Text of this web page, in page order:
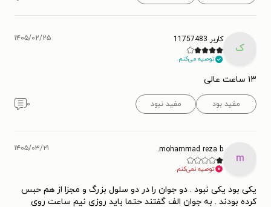
ک
کاربر 11757483
توصیه می‌کنم.
۱۴۰۵/۰۲/۲۵
۱۳ ساعت عالی
مفید بود مفید نبود ۰
m
mohammad reza b.
توصیه نمی‌کنم.
۱۴۰۵/۰۳/۲۱
یکی بود یکی نبود . دو جوان را در دو سلول بزرگ و مجزا از هم حبس
کرده بودند . به جوان الف گفتند حتما باید روزی نیم ساعت روی